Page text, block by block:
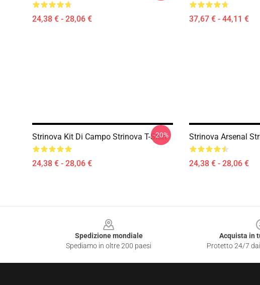
24,38 € - 28,06 € 37,67 € - 44,11 €
Strinova Kit Di Campo Strinova T-Shirt
24,38 € - 28,06 €
-20% Strinova Arsenal
24,38 € - 28,06 €
Spedizione mondiale
Spediamo in oltre 200 paesi
Acquista in
Protetto 24/7